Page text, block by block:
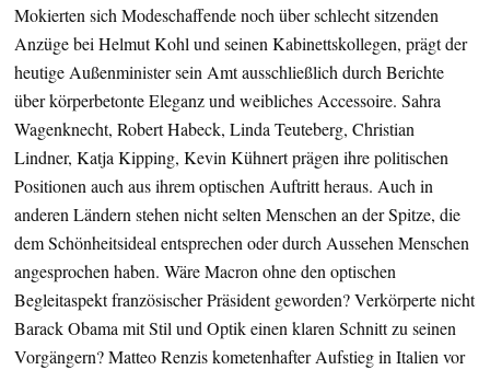
Mokierten sich Modeschaffende noch über schlecht sitzenden
Anzüge bei Helmut Kohl und seinen Kabinettskollegen, prägt der
heutige Außenminister sein Amt ausschließlich durch Berichte
über körperbetonte Eleganz und weibliches Accessoire. Sahra
Wagenknecht, Robert Habeck, Linda Teuteberg, Christian
Lindner, Katja Kipping, Kevin Kühnert prägen ihre politischen
Positionen auch aus ihrem optischen Auftritt heraus. Auch in
anderen Ländern stehen nicht selten Menschen an der Spitze, die
dem Schönheitsideal entsprechen oder durch Aussehen Menschen
angesprochen haben. Wäre Macron ohne den optischen
Begleitaspekt französischer Präsident geworden? Verkörperte nicht
Barack Obama mit Stil und Optik einen klaren Schnitt zu seinen
Vorgängern? Matteo Renzis kometenhafter Aufstieg in Italien vor